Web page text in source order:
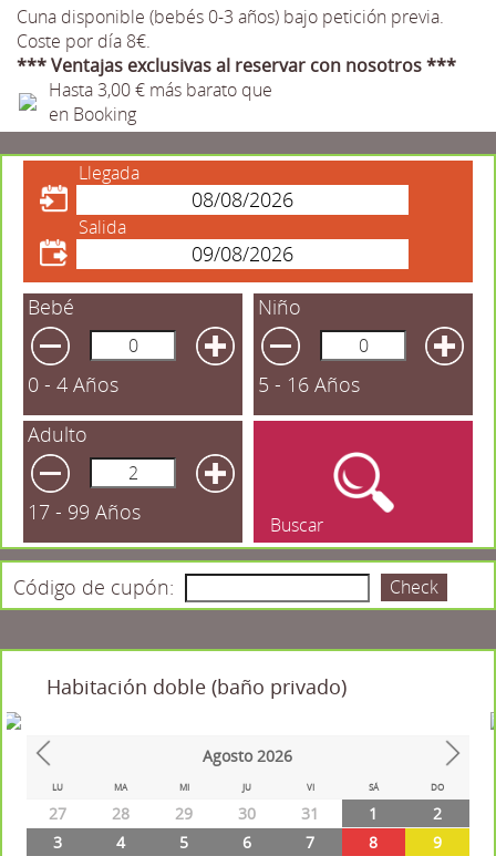
Cuna disponible (bebés 0-3 años) bajo petición previa.
Coste por día 8€.
*** Ventajas exclusivas al reservar con nosotros ***
Hasta 3,00 € más barato que
en Booking
Llegada
Salida
Bebé
0 - 4 Años
Niño
5 - 16 Años
Adulto
17 - 99 Años Buscar
Código de cupón: Check
Habitación doble (baño privado)
Prev Next
Agosto 2026
LU MA MI JU VI SÁ DO
27 28 29 30 31 1
2
3
4 5 6 7 8
9